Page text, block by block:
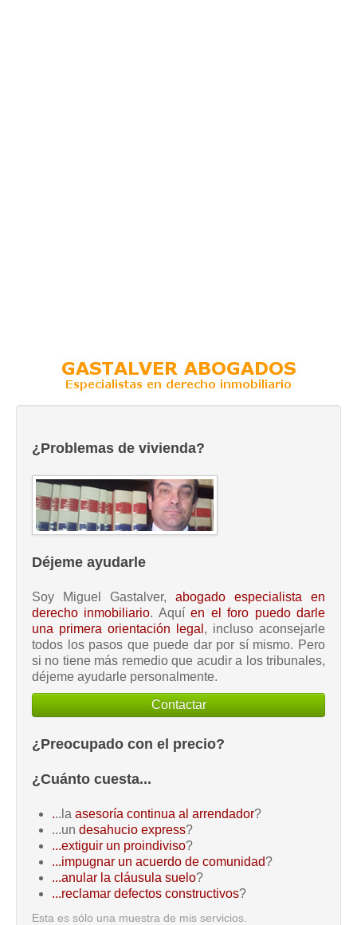
¿Problemas de vivienda?
Déjeme ayudarle
Soy Miguel Gastalver, abogado especialista en
derecho inmobiliario. Aquíen el foro puedo darle
una primera orientación legal , incluso aconsejarle
todos los pasos que puede dar por sí mismo. Pero
si no tiene más remedio que acudir a los tribunales,
déjeme ayudarle personalmente.
Contactar
¿Preocupado con el precio?
¿Cuánto cuesta...
...la asesoría continua al arrendador?
...un desahucio express?
...extiguir un proindiviso?
...impugnar un acuerdo de comunidad?
...anular la cláusula suelo?
...reclamar defectos constructivos?
Esta es sólo una muestra de mis servicios.